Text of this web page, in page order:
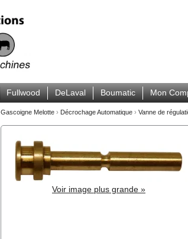
Fullwood DeLaval Boumatic Mon
Gascoigne Melotte › Décrochage Automatique › Vanne de
Voir image plus grande »